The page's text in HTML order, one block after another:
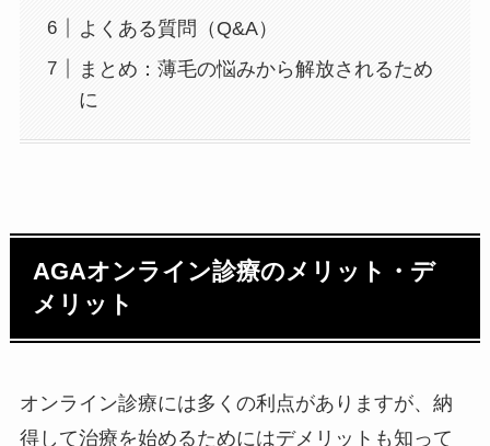
よくある質問（Q&A）
まとめ：薄毛の悩みから解放されるため
に
AGAオンライン診療のメリット・デ
メリット
オンライン診療には多くの利点がありますが、納
得して治療を始めるためにはデメリットも知って